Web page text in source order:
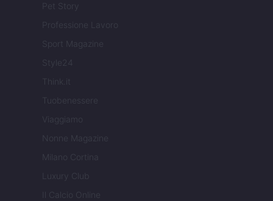
Pet Story
Professione Lavoro
Sport Magazine
Style24
Think.it
Tuobenessere
Viaggiamo
Nonne Magazine
Milano Cortina
Luxury Club
Il Calcio Online